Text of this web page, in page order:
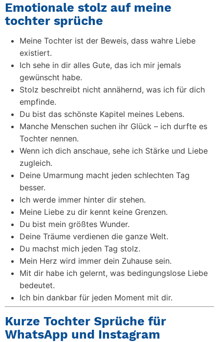
Emotionale stolz auf meine
tochter sprüche
Meine Tochter ist der Beweis, dass wahre Liebe
existiert.
Ich sehe in dir alles Gute, das ich mir jemals
gewünscht habe.
Stolz beschreibt nicht annähernd, was ich für dich
empfinde.
Du bist das schönste Kapitel meines Lebens.
Manche Menschen suchen ihr Glück – ich durfte es
Tochter nennen.
Wenn ich dich anschaue, sehe ich Stärke und Liebe
zugleich.
Deine Umarmung macht jeden schlechten Tag
besser.
Ich werde immer hinter dir stehen.
Meine Liebe zu dir kennt keine Grenzen.
Du bist mein größtes Wunder.
Deine Träume verdienen die ganze Welt.
Du machst mich jeden Tag stolz.
Mein Herz wird immer dein Zuhause sein.
Mit dir habe ich gelernt, was bedingungslose Liebe
bedeutet.
Ich bin dankbar für jeden Moment mit dir.
Kurze Tochter Sprüche für
WhatsApp und Instagram